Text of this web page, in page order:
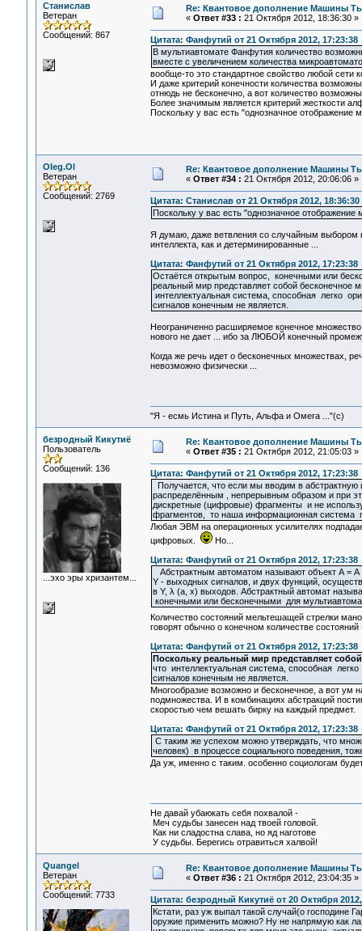
Станислав
Ветеран
Сообщений: 867
Re: Квантовое дополнение Машины
« Ответ #33 : 21 Октября 2012, 18:36:30 »
Цитата: Фанфутий от 21 Октября 2012, 17:23:38
В мультиавтомате Фанфутия количество
вместе с увеличением количества
вообще-то это стандартное свойство любой сети
И даже критерий конечности количества
отнюдь не бесконечно, а вот количество
Более значимым является критерий жесткости
Поскольку у вас есть "однозначное
Oleg.Ol
Ветеран
Сообщений: 2769
Re: Квантовое дополнение Машины
« Ответ #34 : 21 Октября 2012, 20:06:06 »
Цитата: Станислав от 21 Октября 2012, 18:36:30
Поскольку у вас есть "однозначное отображение
Я думаю, даже ветвления со случайным выбором
интеллекта, как и детерминированные ...
Цитата: Фанфутий от 21 Октября 2012, 17:23:38
Остаётся открытым вопрос, конечными или
реальный мир представляет собой бесконечное
интеллектуальная система, способная легко
сигналов конечным не является.
Неограниченно расширяемое конечное
нового не дает ... ибо за ЛЮБОЙ конечный
Когда же речь идет о бесконечных множествах,
невозможно физически ...
"Я - есмь Истина и Путь, Альфа и Омега ..."(с)
безродный Кикутиё
Пользователь
Сообщений: 136
...эхо эры хризантем...
Re: Квантовое дополнение Машины
« Ответ #35 : 21 Октября 2012, 21:05:03 »
Цитата: Фанфутий от 21 Октября 2012, 17:23:38
Получается, что если мы вводим в
распределённым , непрерывным образом и при
дискретные (цифровые) фрагменты и не
фрагментов, то наша информационная система
Любая ЭВМ на операционных усилителях
цифровых.
Но...
Цитата: Фанфутий от 21 Октября 2012, 17:23:38
Абстрактным автоматом называют объект А = А
Y - выходных сигналов, и двух функций,
в Y, λ (а, x) выходов. Абстрактный автомат
конечными или бесконечными для
Количество состояний мельтешащей стрелки
говорят обычно о конечном количестве
Цитата: Фанфутий от 21 Октября 2012, 17:23:38
Поскольку реальный мир представляет
что интеллектуальная система, способная
сигналов конечным не является.
Многообразие возможно и бесконечное, а вот ум
подмножества. И в комбинациях абстракций
скоростью чем вешать бирку на каждый предмет.
Цитата: Фанфутий от 21 Октября 2012, 17:23:38
С таким же успехом можно утверждать, что
человек) в процессе социального поведения,
Да уж, именно с таким. особенно социологам
Не давай убаюкать себя похвалой -
Меч судьбы занесен над твоей головой.
Как ни сладостна слава, но яд наготове
У судьбы. Берегись отравиться халвой!
Quangel
Ветеран
Сообщений: 7733
Re: Квантовое дополнение Машины
« Ответ #36 : 21 Октября 2012, 23:04:35 »
Цитата: безродный Кикутиё от 20 Октября
Кстати, раз уж выпал такой случай(о господине
оружие применить можно? Ну не напрямую как